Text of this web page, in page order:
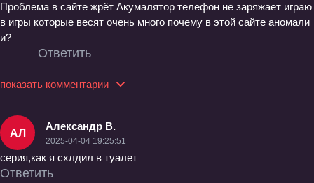
Проблема в сайте жрёт Акумалятор телефон не заряжает играю
в игры которые весят очень много почему в этой сайте аномали
и?
Ответить
показать комментарии
АЛ
Александр В.
2025-04-04 19:25:51
серия,как я схлдил в туалет
Ответить